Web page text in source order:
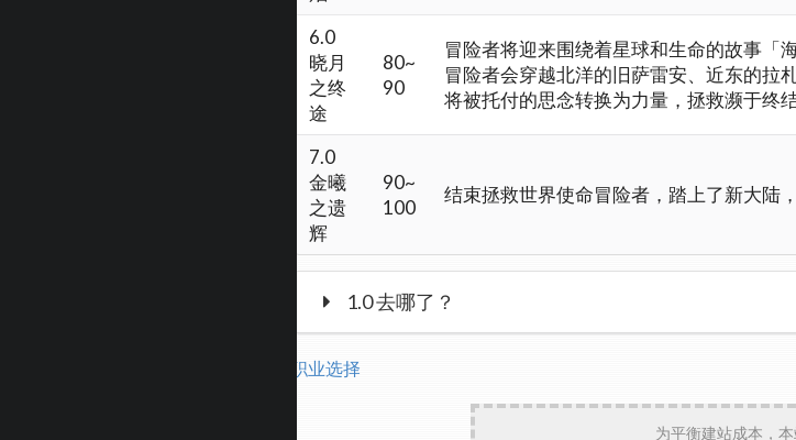
6.0
晓月
之终
途
80~
90
冒险者将迎来围绕着星球和生命的故事「
冒险者会穿越北洋的旧萨雷安、近东的拉
将被托付的思念转换为力量，拯救濒于终结
7.0
金曦
之遗
辉
90~
100
结束拯救世界使命冒险者，踏上了新大陆
1.0 去哪了？
职业选择
为平衡建站成本，